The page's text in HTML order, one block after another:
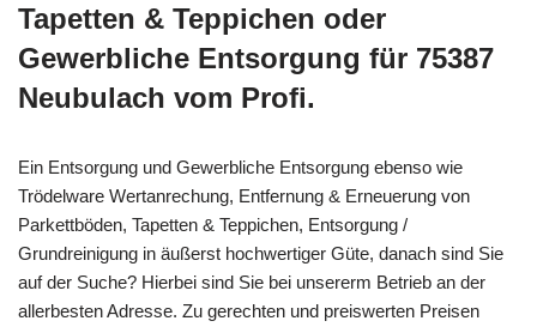
Tapetten & Teppichen oder
Gewerbliche Entsorgung für 75387
Neubulach vom Profi.
Ein Entsorgung und Gewerbliche Entsorgung ebenso wie
Trödelware Wertanrechung, Entfernung & Erneuerung von
Parkettböden, Tapetten & Teppichen, Entsorgung /
Grundreinigung in äußerst hochwertiger Güte, danach sind Sie
auf der Suche? Hierbei sind Sie bei unsererm Betrieb an der
allerbesten Adresse. Zu gerechten und preiswerten Preisen